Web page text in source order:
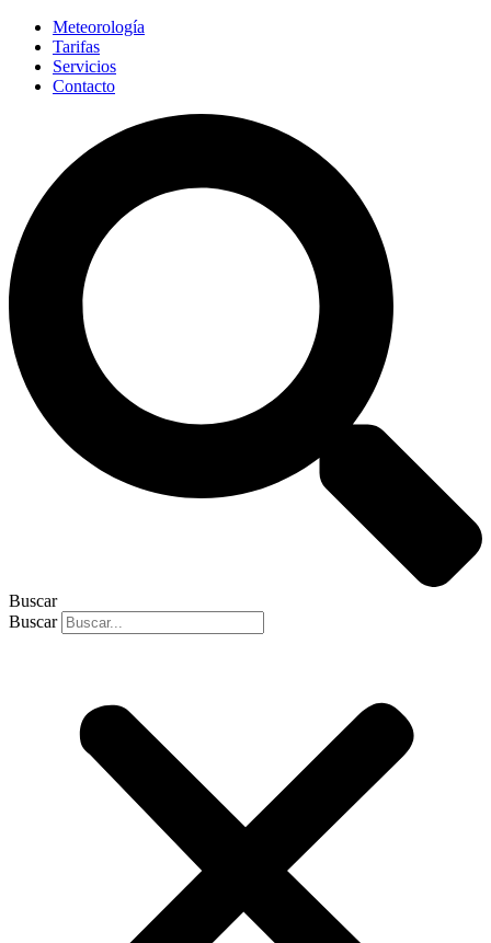
Meteorología
Tarifas
Servicios
Contacto
Buscar
Buscar